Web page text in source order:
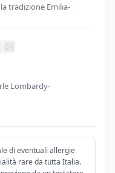
tradizione Emilia-
Lombardy-
di eventuali allergie
rare da tutta Italia.